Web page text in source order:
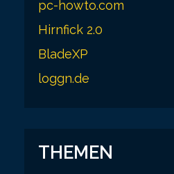
pc-howto.com
Hirnfick 2.0
BladeXP
loggn.de
THEMEN